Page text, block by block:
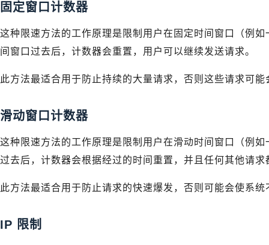
固定窗口计数器
这种限速方法的工作原理是限制用户在固定时间窗口（例
间窗口过去后，计数器会重置，用户可以继续发送请求。
此方法最适合用于防止持续的大量请求，否则这些请求可
滑动窗口计数器
这种限速方法的工作原理是限制用户在滑动时间窗口（例
过去后，计数器会根据经过的时间重置，并且任何其他请求
此方法最适合用于防止请求的快速爆发，否则可能会使系统
IP 限制